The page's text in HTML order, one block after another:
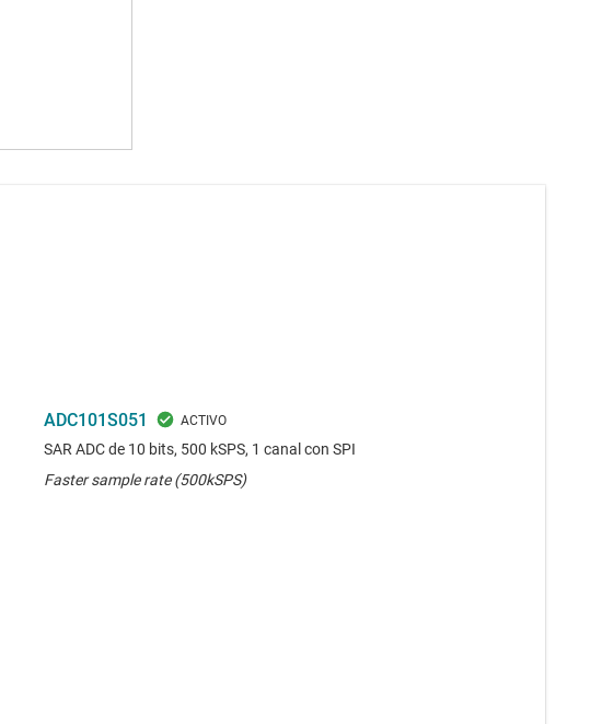
ADC101S051
SAR ADC de 10 bits, 500 kSPS, 1 canal con SPI
Faster sample rate (500kSPS)